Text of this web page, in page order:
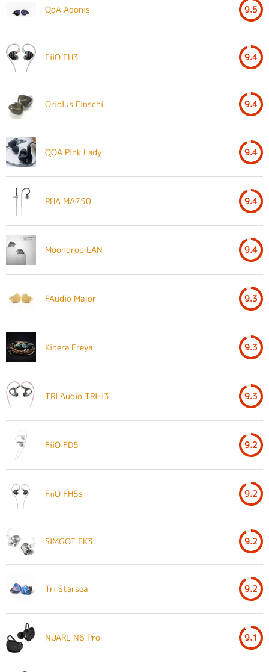
QoA Adonis 9.5
FiiO FH3 9.4
Oriolus Finschi 9.4
QOA Pink Lady 9.4
RHA MA750 9.4
Moondrop LAN 9.4
FAudio Major 9.3
Kinera Freya 9.3
TRI Audio TRI-i3 9.3
FiiO FD5 9.2
FiiO FH5s 9.2
SIMGOT EK3 9.2
Tri Starsea 9.2
NUARL N6 Pro 9.1